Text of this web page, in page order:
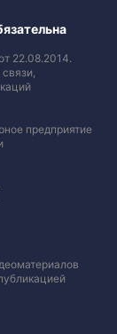
22.08.2014.
предприятие